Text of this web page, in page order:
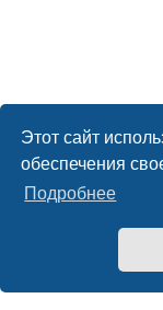
Этот сайт
обеспечения
Подробнее